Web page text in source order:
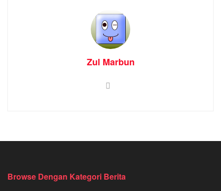
Zul Marbun
Browse Dengan Kategori Berita